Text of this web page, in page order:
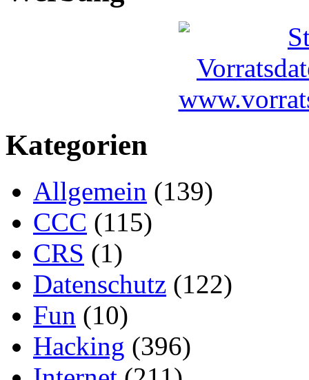
Kategorien
Allgemein (139)
CCC (115)
CRS (1)
Datenschutz (122)
Fun (10)
Hacking (396)